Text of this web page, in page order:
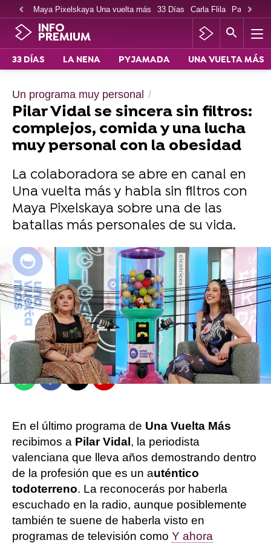
Maya Pixelskaya Una vuelta más 33 Días Carla Flila Paco
INFO
PREMIUM
33 DÍAS LA NENA PYJAMADA UNA VUELTA MÁS
Un programa muy personal
Pilar Vidal se sincera sin filtros:
complejos, comida y una lucha
muy personal con la obesidad
La colaboradora se abre en canal en
Una vuelta más y habla sin filtros con
Maya Pixelskaya sobre una de las
batallas más personales de su vida.
Pau Idoeta
Publicado:11 de mayo de 2026, 16:58
WhatsappFacebook
X Flipboard
En el último programa de Una Vuelta Más
recibimos a Pilar Vidal , la periodista
valenciana que lleva años demostrando dentro
de la profesión que es un auténtico
todoterreno. La reconocerás por haberla
escuchado en la radio, aunque posiblemente
también te suene de haberla visto en
programas de televisión como Y ahora